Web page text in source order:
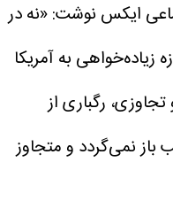
ایکس نوشت: «نه در
زیاده‌خواهی به آمریکا
رگباری از
نمی‌گردد و متجاوز